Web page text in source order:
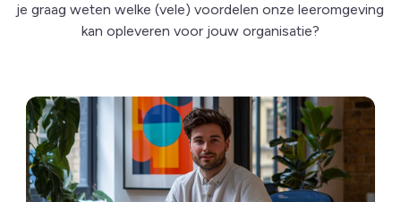
je graag weten welke (vele) voordelen onze leeromgeving
kan opleveren voor jouw organisatie?
Lees meer over Praat met een product specialist